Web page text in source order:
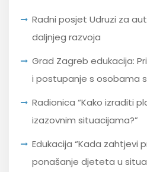
Radni posjet Udruzi za
daljnjeg razvoja
Grad Zagreb edukacija:
i postupanje s osobama
Radionica “Kako izraditi
izazovnim situacijama?”
Edukacija “Kada zahtjevi
ponašanje djeteta u